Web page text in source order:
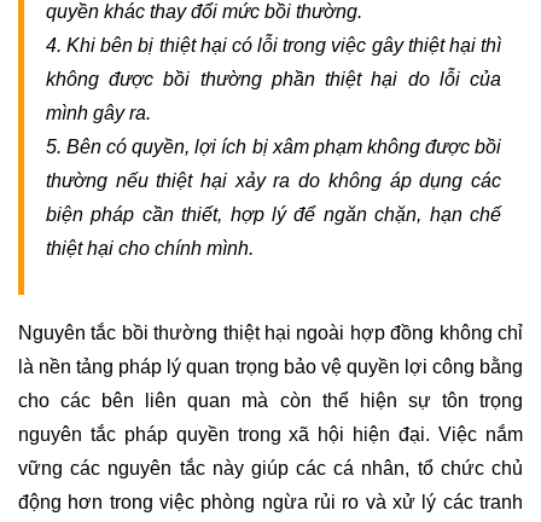
TRANH
CHẤP
LAO
ĐỘNG
TƯ
PHÁP
LUẬT
HÔN
NHÂN
GIA
ĐÌNH
quyền khác thay đổi mức bồi thường.
4. Khi bên bị thiệt hại có lỗi trong việc gây thiệt hại thì
không được bồi thường phần thiệt hại do lỗi của
mình gây ra.
5. Bên có quyền, lợi ích bị xâm phạm không được bồi
thường nếu thiệt hại xảy ra do không áp dụng các
biện pháp cần thiết, hợp lý để ngăn chặn, hạn chế
thiệt hại cho chính mình.
Nguyên tắc bồi thường thiệt hại ngoài hợp đồng không chỉ
là nền tảng pháp lý quan trọng bảo vệ quyền lợi công bằng
cho các bên liên quan mà còn thể hiện sự tôn trọng
nguyên tắc pháp quyền trong xã hội hiện đại. Việc nắm
vững các nguyên tắc này giúp các cá nhân, tổ chức chủ
động hơn trong việc phòng ngừa rủi ro và xử lý các tranh